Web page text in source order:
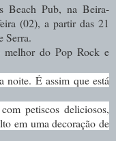
Beach Pub, na Beira-
(02), a partir das 21
Serra.
melhor do Pop Rock e
noite. É assim que está
petiscos deliciosos,
em uma decoração de